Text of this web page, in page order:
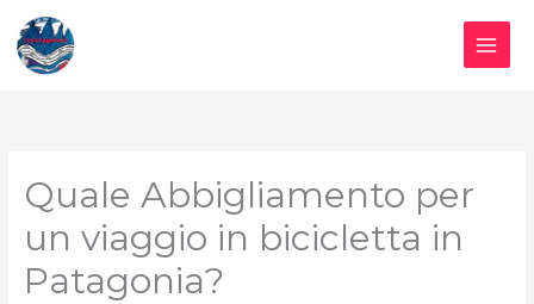
contenuto
Quale Abbigliamento per
un viaggio in bicicletta in
Patagonia?